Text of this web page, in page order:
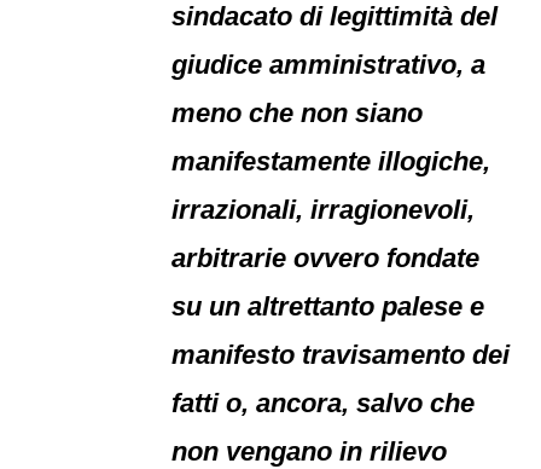
sindacato di legittimità del
giudice amministrativo, a
meno che non siano
manifestamente illogiche,
irrazionali, irragionevoli,
arbitrarie ovvero fondate
su un altrettanto palese e
manifesto travisamento dei
fatti o, ancora, salvo che
non vengano in rilievo